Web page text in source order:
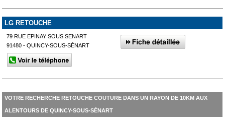
LG RETOUCHE
79 RUE EPINAY SOUS SENART
91480 - QUINCY-SOUS-SÉNART
VOTRE RECHERCHE RETOUCHE COUTURE DANS UN RAYON DE 10KM AUX
ALENTOURS DE QUINCY-SOUS-SÉNART